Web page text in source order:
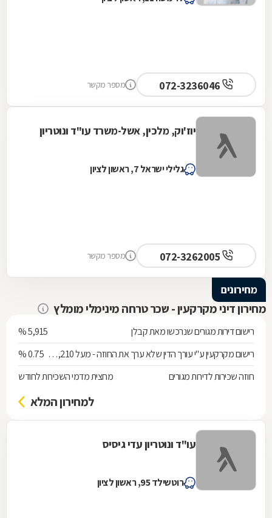
מספר מקשר
יוז'וק, מלכין, אשל-משרד עו"ד ונוטריון
גלילי ישראל 7, ראשון לציון
מספר מקשר
מחירונים
מחירון דיני מקרקעין - שכר טרחה מינימלי מומלץ
רישום דירות מגורים שנרכשו מאת קבלן
5,915 %
רישום מקרקעין ע"י עורך הדין שלא ערך את החוזה - מעל 538,210 ש"ח 0.75 %
חוזה שכירות לדירות מגורים
מחצית מדמי השכירות לחודש
למחירון המלא
עו"ד ונוטריון עדי גיסיס
רוטשילד 95, ראשון לציון